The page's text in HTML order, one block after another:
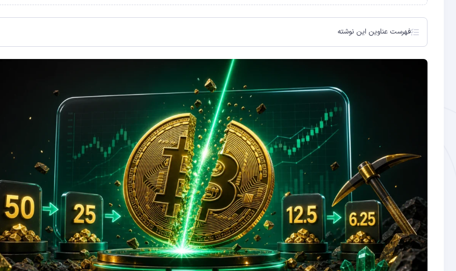
فهرست عناوین این نوشته
تاریخچه هاوینگ‌های بیت‌کوین
هاوینگ و تأثیر بر ماینرها
استراتژی سرمایه‌گذاری حول هاوینگ
آیا هاوینگ همیشه منجر به رشد قیمت می‌شود؟
هاوینگ و دیفلاسیون طلایی بیت‌کوین
تأثیر هاوینگ بر اکوسیستم گسترده‌تر کریپتو
هاوینگ و استراتژی بلندمدت برای سرمایه‌گذاران ایرانی
سؤالاتی که قبل از سرمایه‌گذاری حول هاوینگ باید بپرسید
مقایسه هاوینگ بیت‌کوین با سیاست پولی بانک‌های مرکزی
نتیجه‌گیری
سوالات متداول
الگوی قیمتی پس از هاوینگ‌های قبلی
رویکرد ۱: خرید قبل از هاوینگ
رویکرد ۲: خرید پس از هاوینگ
هاوینگ چه تأثیری بر ماینرها دارد؟
هاوینگ بیت‌کوین چیست؟
آیا هاوینگ همیشه باعث افزایش قیمت بیت‌کوین می‌شود؟
هاوینگ بعدی بیت‌کوین کِی است؟